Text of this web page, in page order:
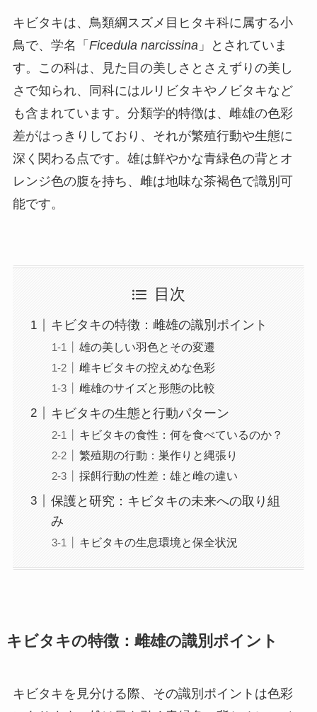
キビタキは、鳥類綱スズメ目ヒタキ科に属する小
鳥で、学名「 Ficedula narcissina 」とされていま
す。この科は、見た目の美しさとさえずりの美し
さで知られ、同科にはルリビタキやノビタキなど
も含まれています。分類学的特徴は、雌雄の色彩
差がはっきりしており、それが繁殖行動や生態に
深く関わる点です。雄は鮮やかな青緑色の背とオ
レンジ色の腹を持ち、雌は地味な茶褐色で識別可
能です。
目次
キビタキの特徴：雌雄の識別ポイント
雄の美しい羽色とその変遷
雌キビタキの控えめな色彩
雌雄のサイズと形態の比較
キビタキの生態と行動パターン
キビタキの食性：何を食べているのか？
繁殖期の行動：巣作りと縄張り
採餌行動の性差：雄と雌の違い
保護と研究：キビタキの未来への取り組
み
キビタキの生息環境と保全状況
キビタキの特徴：雌雄の識別ポイント
キビタキを見分ける際、その識別ポイントは色彩